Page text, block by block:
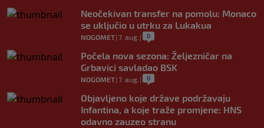
Neočekivan transfer na pomolu: Monaco
se uključio u utrku za Lukakua
NOGOMET| 7. aug. | 0
Počela nova sezona: Željezničar na
Grbavici savladao BSK
NOGOMET| 7. aug. | 0
Objavljeno koje države podržavaju
Infantina, a koje traže promjene: HNS
odavno zauzeo stranu